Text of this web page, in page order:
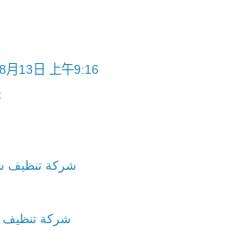
月13日 上午9:16
شركة تنظيف
شركة تنظيف